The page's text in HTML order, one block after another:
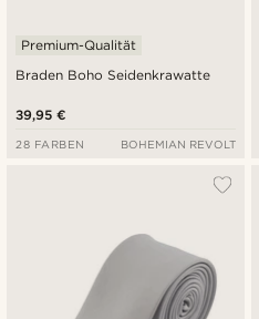
Braden Boho Seidenkrawatte
Premium-Qualität
39,95 €
28 FARBEN BOHEMIAN REVOLT